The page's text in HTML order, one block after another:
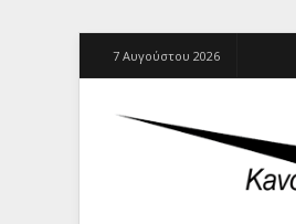
7 Αυγούστου 2026